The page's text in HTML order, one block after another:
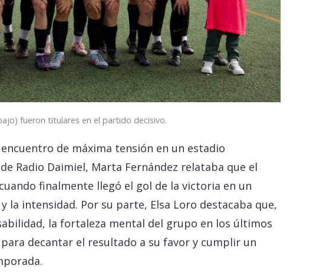
fueron titulares en el partido decisivo.
de máxima tensión en un estadio
Radio Daimiel, Marta Fernández relataba que el
finalmente llegó el gol de la victoria en un
la intensidad. Por su parte, Elsa Loro destacaba que,
la fortaleza mental del grupo en los últimos
decantar el resultado a su favor y cumplir un